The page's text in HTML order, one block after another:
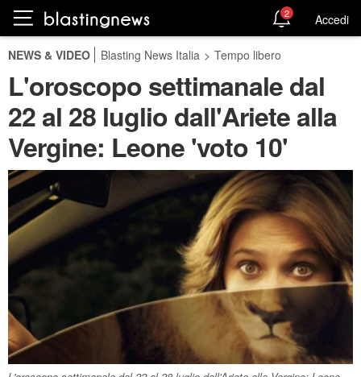
2 Accedi
NEWS & VIDEO Blasting News Italia > Tempo libero
L'oroscopo settimanale dal
22 al 28 luglio dall'Ariete alla
Vergine: Leone 'voto 10'